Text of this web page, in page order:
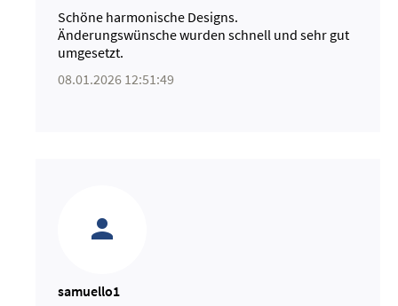
Schöne harmonische Designs.
Änderungswünsche wurden schnell und sehr gut
umgesetzt.
08.01.2026 12:51:49
samuello1